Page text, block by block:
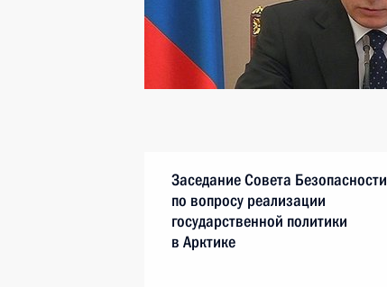
Заседание Совета Безопасности
по вопросу реализации
государственной политики
в Арктике